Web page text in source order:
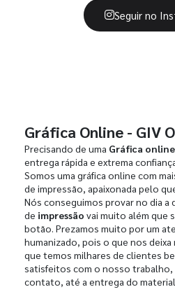
Seguir no
Gráfica Online - GIV
Precisando de uma Gráfica online
entrega rápida e extrema
Somos uma gráfica online com
de impressão, apaixonada pelo
Nós conseguimos provar no dia
de impressão vai muito além que
botão. Prezamos muito por um
humanizado, pois o que nos
que temos milhares de clientes
satisfeitos com o nosso trabalho,
contato, até a entrega do